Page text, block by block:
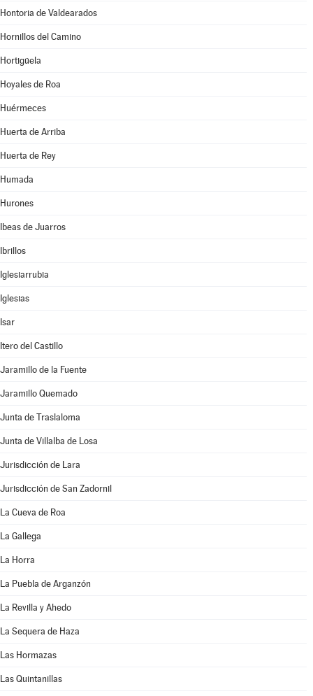
Hontoria de Valdearados
Hornillos del Camino
Hortigüela
Hoyales de Roa
Huérmeces
Huerta de Arriba
Huerta de Rey
Humada
Hurones
Ibeas de Juarros
Ibrillos
Iglesiarrubia
Iglesias
Isar
Itero del Castillo
Jaramillo de la Fuente
Jaramillo Quemado
Junta de Traslaloma
Junta de Villalba de Losa
Jurisdicción de Lara
Jurisdicción de San Zadornil
La Cueva de Roa
La Gallega
La Horra
La Puebla de Arganzón
La Revilla y Ahedo
La Sequera de Haza
Las Hormazas
Las Quintanillas